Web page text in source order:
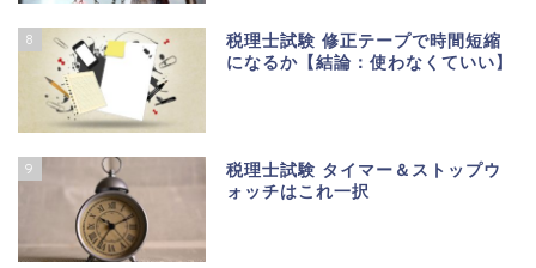
8
税理士試験 修正テープで時間短縮
になるか【結論：使わなくていい】
9
税理士試験 タイマー＆ストップウ
ォッチはこれ一択